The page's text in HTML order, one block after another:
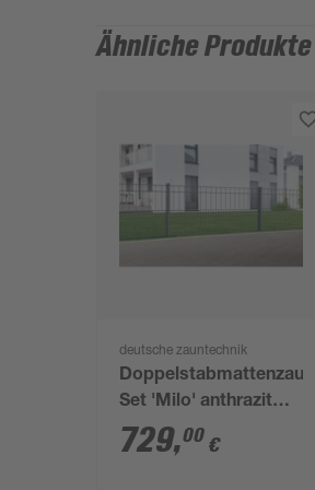
Ähnliche Produkte
deutsche zauntechnik
Doppelstabmattenzaun-
Set 'Milo' anthrazit
1600 x 100 cm
729,00 €